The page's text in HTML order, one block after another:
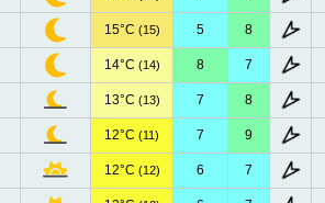
15°C (15) 5 8
14°C (14) 8 7
13°C (13) 7 8
12°C (11) 7 9
12°C (12) 6 7